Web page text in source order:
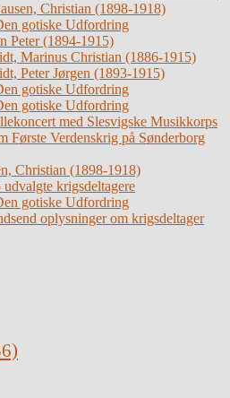
Christian (1898-1918)
gotiske Udfordring
Peter (1894-1915)
Marinus Christian (1886-1915)
Peter Jørgen (1893-1915)
gotiske Udfordring
gotiske Udfordring
med Slesvigske Musikkorps
Første Verdenskrig på Sønderborg
Christian (1898-1918)
udvalgte krigsdeltagere
gotiske Udfordring
oplysninger om krigsdeltager